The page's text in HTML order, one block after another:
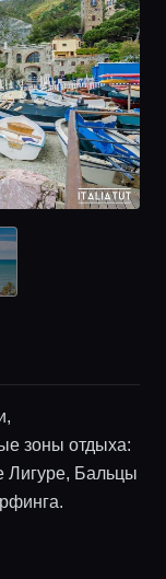
зоны отдыха:
Лигуре, Бальцы